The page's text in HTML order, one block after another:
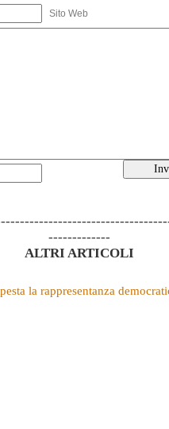
Sito Web
-------------
ALTRI ARTICOLI
la rappresentanza